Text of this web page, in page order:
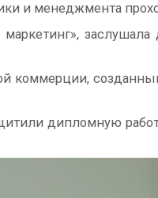
и менеджмента
коммерции,
дипломную